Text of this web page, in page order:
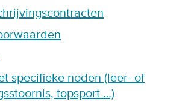
specifieke noden (leer- of
topsport …)